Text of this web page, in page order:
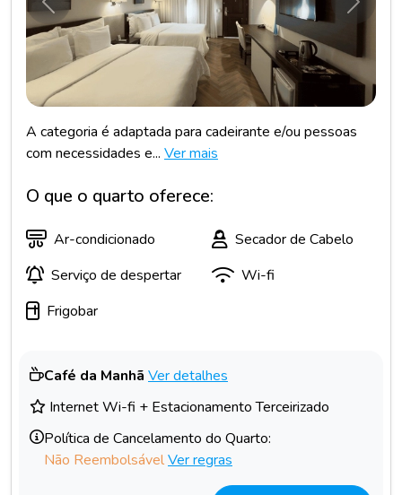
Anterior
A categoria é adaptada para cadeirante e/ou pessoas
com necessidades e... Ver mais
O que o quarto oferece:
Ar-condicionado
Secador de Cabelo
Serviço de despertar
Wi-fi
Frigobar
Café da Manhã Ver detalhes
Internet Wi-fi + Estacionamento Terceirizado
Política de Cancelamento do Quarto:
Não ReembolsávelVer regras